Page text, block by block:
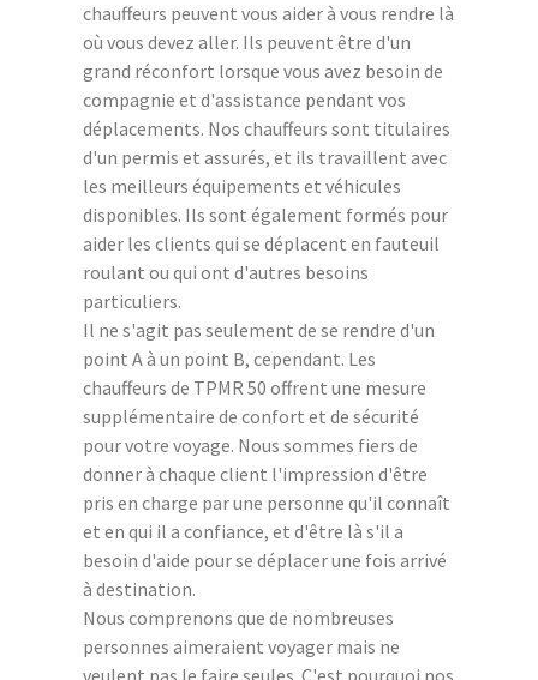
chauffeurs peuvent vous aider à vous rendre là
où vous devez aller. Ils peuvent être d'un
grand réconfort lorsque vous avez besoin de
compagnie et d'assistance pendant vos
déplacements. Nos chauffeurs sont titulaires
d'un permis et assurés, et ils travaillent avec
les meilleurs équipements et véhicules
disponibles. Ils sont également formés pour
aider les clients qui se déplacent en fauteuil
roulant ou qui ont d'autres besoins
particuliers.
Il ne s'agit pas seulement de se rendre d'un
point A à un point B, cependant. Les
chauffeurs de TPMR 50 offrent une mesure
supplémentaire de confort et de sécurité
pour votre voyage. Nous sommes fiers de
donner à chaque client l'impression d'être
pris en charge par une personne qu'il connaît
et en qui il a confiance, et d'être là s'il a
besoin d'aide pour se déplacer une fois arrivé
à destination.
Nous comprenons que de nombreuses
personnes aimeraient voyager mais ne